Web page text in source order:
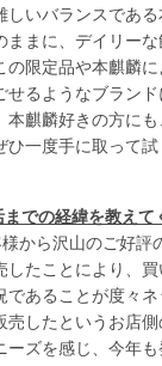
しいバランスであ
ままに、デイリー
の限定品や本麒麟に
せるようなブラン
本麒麟好きの方に
ひ一度手に取って
での経緯を教えて
から沢山のご好評
たことにより、
であることが度々
売したというお店側
ズを感じ、今年